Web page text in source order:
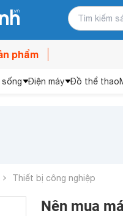
phẩm
Điện máy Đồ thể thao
Thiết bị công nghiệp
Nên mua